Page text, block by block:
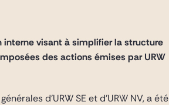
interne visant à simplifier la structure
des actions émises par URW
d’URW SE et d’URW NV, a été